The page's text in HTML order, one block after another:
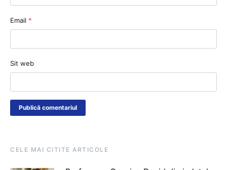
Email *
Sit web
CELE MAI CITITE ARTICOLE